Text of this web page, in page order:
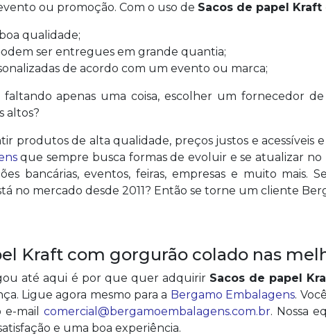
ou promoção. Com o uso de Sacos de papel
qualidade;
ser entregues em grande quantia;
de acordo com um evento ou marca;
faltando apenas uma coisa, escolher um fornecedor
altos?
produtos de alta qualidade, preços justos e acessíveis
que sempre busca formas de evoluir e se atualizar no
bancárias, eventos, feiras, empresas e muito
no mercado desde 2011? Então se torne um cliente
Kraft com gorgurão colado nas
até aqui é por que quer adquirir Sacos de papel
Ligue agora mesmo para a Bergamo Embalagens.
mail comercial@bergamoembalagens.com.br. Nossa
e uma boa experiência.